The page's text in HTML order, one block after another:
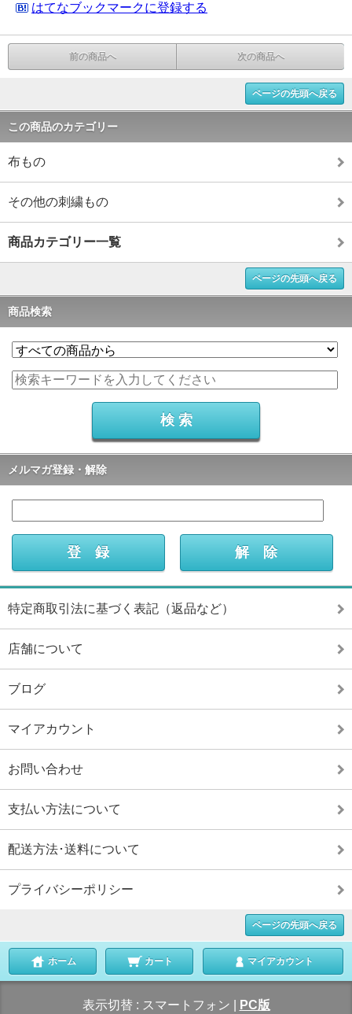
はてなブックマークに登録する
前の商品へ 次の商品へ
ページの先頭へ戻る
この商品のカテゴリー
布もの
その他の刺繍もの
商品カテゴリー一覧
ページの先頭へ戻る
商品検索
メルマガ登録・解除
特定商取引法に基づく表記（返品など）
店舗について
ブログ
マイアカウント
お問い合わせ
支払い方法について
配送方法･送料について
プライバシーポリシー
ページの先頭へ戻る
ホーム カート マイアカウント
表示切替 : スマートフォン PC版